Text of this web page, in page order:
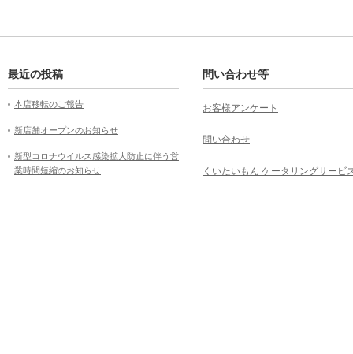
最近の投稿
本店移転のご報告
新店舗オープンのお知らせ
新型コロナウイルス感染拡大防止に伴う営
業時間短縮のお知らせ
問い合わせ等
お客様アンケート
問い合わせ
くいたいもん ケータリングサービ